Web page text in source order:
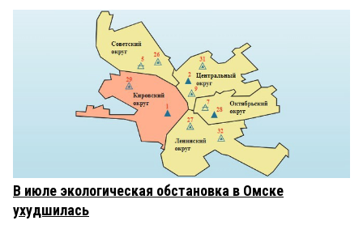
В июле экологическая обстановка в Омске
ухудшилась